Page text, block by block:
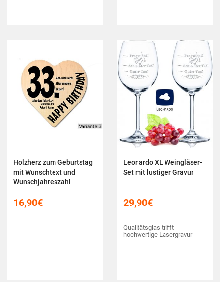
Holzherz zum Geburtstag
mit Wunschtext und
Wunschjahreszahl
16,90€
Leonardo XL Weingläser-
Set mit lustiger Gravur
29,90€
Qualitätsglas trifft
hochwertige Lasergravur